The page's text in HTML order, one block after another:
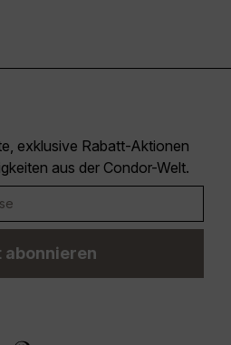
exklusive Rabatt-Aktionen
aus der Condor-Welt.
abonnieren